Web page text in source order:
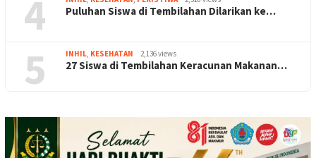
4 Puluhan Siswa di Tembilahan Dilarikan ke…
5 INHIL, KESEHATAN 2,136 views
27 Siswa di Tembilahan Keracunan Makanan…